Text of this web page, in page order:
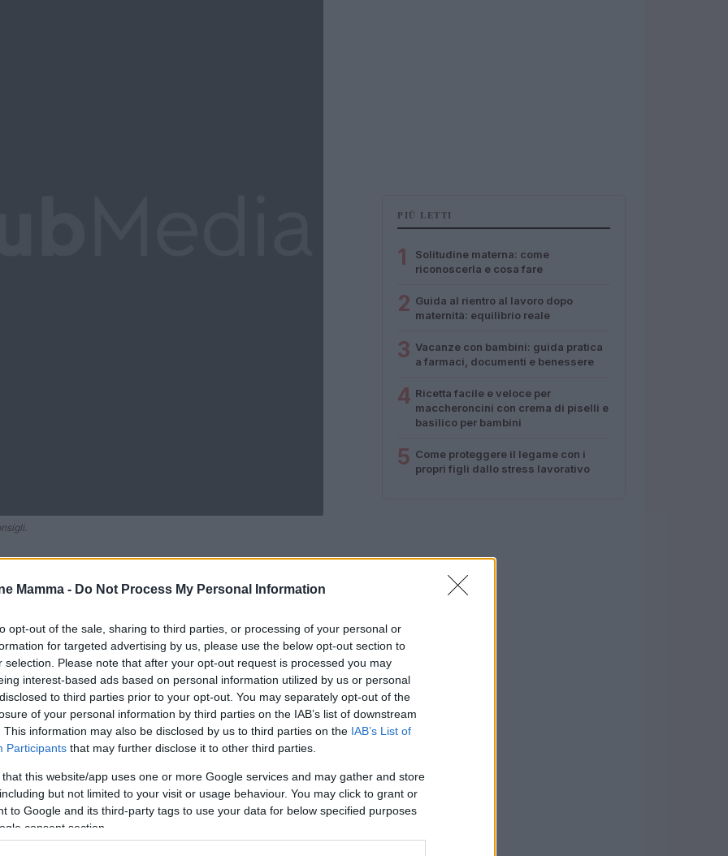
Mamma - Do Not Process My Personal Information
opt-out of the sale, sharing to third parties, or processing of your personal or
for targeted advertising by us, please use the below opt-out section to
selection. Please note that after your opt-out request is processed you may
interest-based ads based on personal information utilized by us or personal
to third parties prior to your opt-out. You may separately opt-out of the
of your personal information by third parties on the IAB’s list of downstream
This information may also be disclosed by us to third parties on the IAB’s List of
Participants that may further disclose it to other third parties.
that this website/app uses one or more Google services and may gather and store
but not limited to your visit or usage behaviour. You may click to grant or
to Google and its third-party tags to use your data for below specified purposes
consent section.
cucina
a salire, risparmiare in cucina
famiglie. Non si tratta solo di ridurre le
PIÙ LETTI
1
Solitudine materna: come
riconoscerla e cosa fare
2 Guida al rientro al lavoro dopo
maternità: equilibrio reale
3 Vacanze con bambini: guida pratica
a farmaci, documenti e benessere
4 Ricetta facile e veloce per
maccheroncini con crema di piselli e
basilico per bambini
5 Come proteggere il legame con i
propri figli dallo stress lavorativo